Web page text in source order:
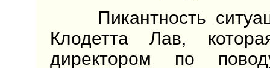
Пикантность
Клодетта Лав,
директором по